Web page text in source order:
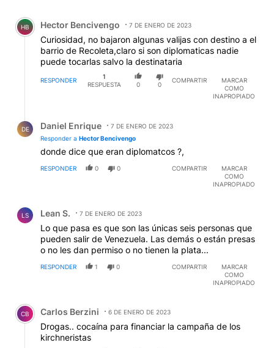
Comentario de Hector Bencivengo.
HB Hector Bencivengo 7 DE ENERO DE 2023
Curiosidad, no bajaron algunas valijas con destino a el
barrio de Recoleta,claro si son diplomaticas nadie
puede tocarlas salvo la destinataria
RESPONDER
1
RESPUESTA
0 0
COMPARTIR
MARCAR
COMO
INAPROPIADO
DE Daniel Enrique
7 DE ENERO DE 2023
Responder a Hector Bencivengo
donde dice que eran diplomatcos ?,
RESPONDER 0 0 COMPARTIR
MARCAR
COMO
INAPROPIADO
LS Lean S. 7 DE ENERO DE 2023
Lo que pasa es que son las únicas seis personas que
pueden salir de Venezuela. Las demás o están presas
o no les dan permiso o no tienen la plata...
RESPONDER 1 0 COMPARTIR
MARCAR
COMO
INAPROPIADO
Comentario de Carlos Berzini.
CB Carlos Berzini 6 DE ENERO DE 2023
Drogas.. cocaína para financiar la campaña de los
kirchneristas